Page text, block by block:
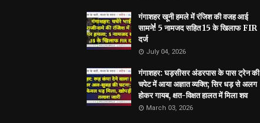
गंगाशहर खूनी हमले में रंजिश की वजह आई
सामने! 5 नामजद सहित 15 के खिलाफ FIR
दर्ज
July 04, 2026
गंगाशहर: घड़सीसर अंडरपास के पास ट्रेन की
चपेट में आया अज्ञात व्यक्ति; सिर धड़ से अलग
होकर गायब, क्षत-विक्षत हालत में मिला शव
March 03, 2026